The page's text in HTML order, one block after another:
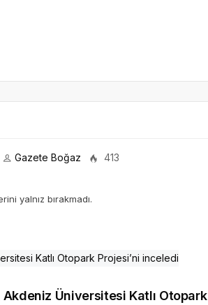
Gazete Boğaz 413
yalnız bırakmadı.
Üniversitesi Katlı Otopark